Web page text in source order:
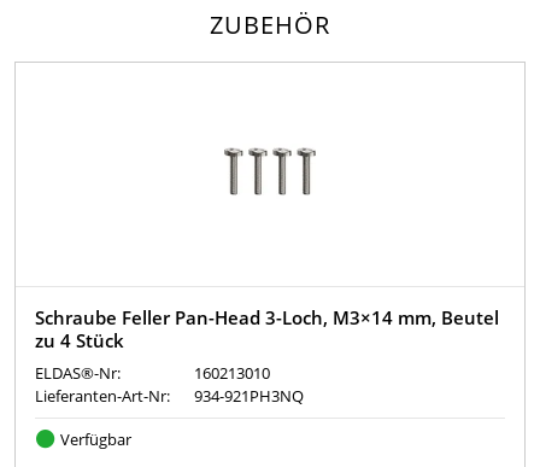
ZUBEHÖR
Schraube Feller Pan-Head 3-Loch, M3×14 mm, Beutel
zu 4 Stück
ELDAS®-Nr:
160213010
Lieferanten-Art-Nr:
934-921PH3NQ
Verfügbar